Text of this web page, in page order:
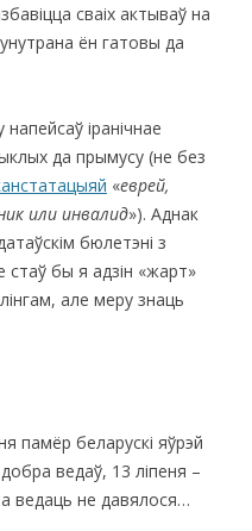
сваіх актываў на
ён гатовы да
іранічнае
да прымусу (не без
«еврей,
или инвалид»). Аднак
бюлетэні з
бы я адзін «жарт»
але меру знаць
памёр беларускі яўрэй
добра ведаў, 13 ліпеня –
ведаць не давялося…